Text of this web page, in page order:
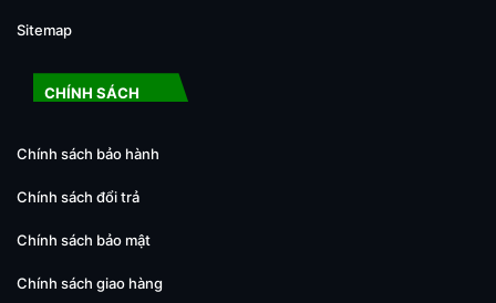
Sitemap
CHÍNH SÁCH
Chính sách bảo hành
Chính sách đổi trả
Chính sách bảo mật
Chính sách giao hàng